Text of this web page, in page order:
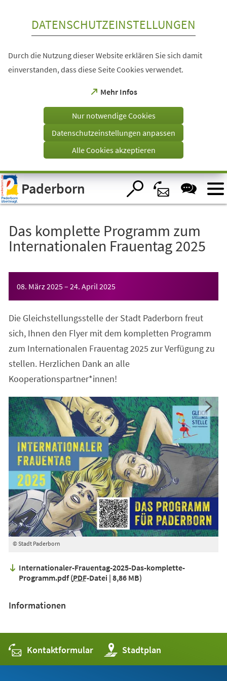
Visuelle
Assistenzsoftware
öffnen.
DATENSCHUTZEINSTELLUNGEN
Durch die Nutzung dieser Website erklären Sie sich damit
einverstanden, dass diese Seite Cookies verwendet.
Mehr Infos
(Öffnet
einem
Tab)
Nur notwendige Cookies
Datenschutzeinstellungen anpassen
Alle Cookies akzeptieren
Paderborn
Das komplette Programm zum
Internationalen Frauentag 2025
08. März 2025– 24. April 2025
Die Gleichstellungsstelle der Stadt Paderborn freut
sich, Ihnen den Flyer mit dem kompletten Programm
zum Internationalen Frauentag 2025 zur Verfügung zu
stellen. Herzlichen Dank an alle
Kooperationspartner*innen!
© Stadt Paderborn
Internationaler-Frauentag-2025-Das-komplette-
Programm.pdf PDF-Datei 8,86 MB
Informationen
Kontaktformular Stadtplan
(Öffnet
in
einem